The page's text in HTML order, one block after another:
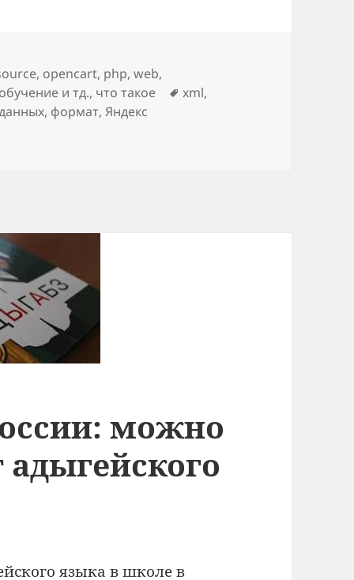
, opencart, php,web,
обучение и тд., что такое Метки
xml,
, формат,Яндекс
можно
адыгейского
языка в школе в